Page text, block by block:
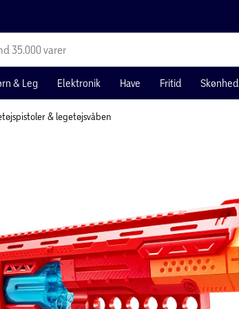
35.000 varer
& Leg Elektronik Have Fritid Skønhed
& legetøjsvåben